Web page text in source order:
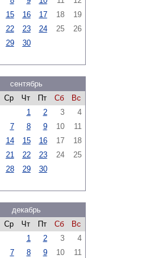
15 16 17 18
19
22 23 24 25
26
29 30
сентябрь
Ср Чт Пт Сб
Вс
1
2 3
4
7 8 9 10
11
14 15 16 17
18
21 22 23 24
25
28 29 30
декабрь
Ср Чт Пт Сб
Вс
1
2 3
4
7 8 9 10
11